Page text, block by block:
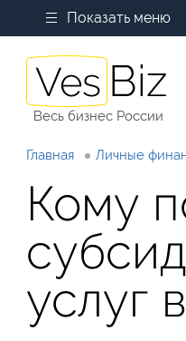
Показать меню
Весь бизнес России
Главная Личные
Кому
услуг